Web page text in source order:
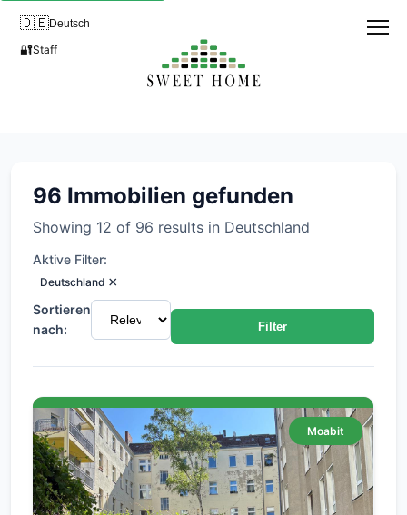
🇩🇪Deutsch
🔐Staff
96 Immobilien gefunden
Showing 12 of 96 results in Deutschland
Aktive Filter:
Deutschland ×
Sortieren
nach:
Filter
Moabit